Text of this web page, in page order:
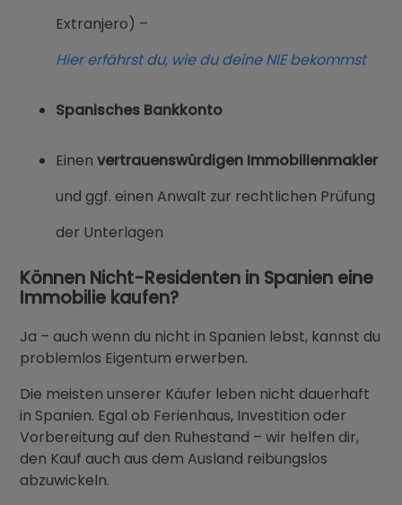
Extranjero) –
Hier erfährst du, wie du deine NIE bekommst
Spanisches Bankkonto
Einenvertrauenswürdigen Immobilienmakler
und ggf. einen Anwalt zur rechtlichen Prüfung
der Unterlagen
Können Nicht-Residenten in Spanien eine
Immobilie kaufen?
Ja – auch wenn du nicht in Spanien lebst, kannst du
problemlos Eigentum erwerben.
Die meisten unserer Käufer leben nicht dauerhaft
in Spanien. Egal ob Ferienhaus, Investition oder
Vorbereitung auf den Ruhestand – wir helfen dir,
den Kauf auch aus dem Ausland reibungslos
abzuwickeln.